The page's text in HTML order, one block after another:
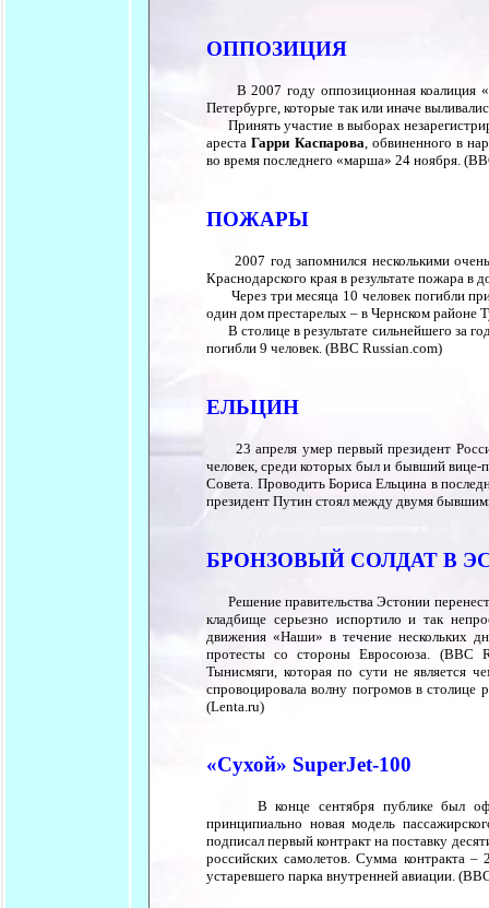
ОППОЗИЦИЯ
В 2007 году оппозиционная коалиция «
Петербурге, которые так или иначе
Принять участие в выборах
арестаГарри Каспарова , обвиненного в
во время последнего «марша» 24 ноября.
ПОЖАРЫ
2007 год запомнился несколькими
Краснодарского края в результате пожара в
Через три месяца 10 человек погибли
один дом престарелых – в Чернском районе
В столице в результате сильнейшего за
погибли 9 человек. (BBC Russian.com)
ЕЛЬЦИН
23 апреля умер первый президент
человек, среди которых был и бывший вице-
Совета. Проводить Бориса Ельцина в
президент Путин стоял между двумя
БРОНЗОВЫЙ СОЛДАТ В
Решение правительства Эстонии
кладбище серьезно испортило и так
движения «Наши» в течение нескольких
протесты со стороны Евросоюза. (BBC
Тынисмяги, которая по сути не является
спровоцировала волну погромов в столице
(Lenta.ru)
«Сухой» SuperJet-100
В конце сентября публике был
принципиально новая модель
подписал первый контракт на поставку
российских самолетов. Сумма контракта
устаревшего парка внутренней авиации.